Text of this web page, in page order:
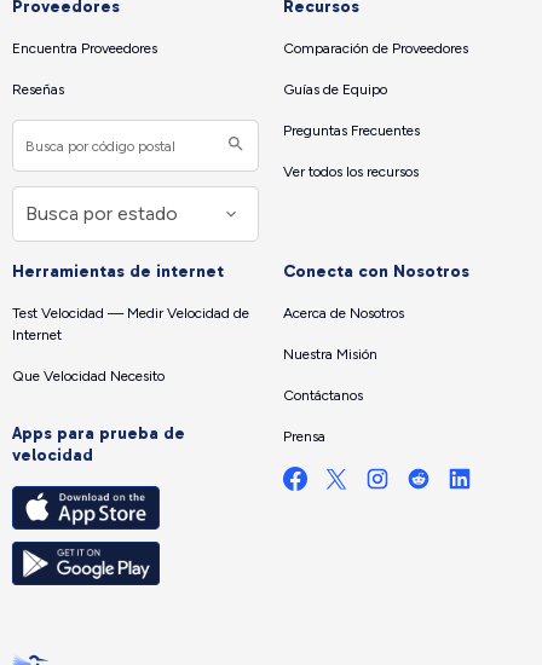
Proveedores
Encuentra Proveedores
Reseñas
Recursos
Comparación de Proveedores
Guías de Equipo
Preguntas Frecuentes
Ver todos los recursos
Herramientas de internet
Test Velocidad — Medir Velocidad de
Internet
Que Velocidad Necesito
Apps para prueba de
velocidad
Conecta con Nosotros
Acerca de Nosotros
Nuestra Misión
Contáctanos
Prensa